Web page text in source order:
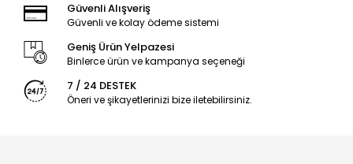
Güvenli Alışveriş
Güvenli ve kolay ödeme sistemi
Geniş Ürün Yelpazesi
Binlerce ürün ve kampanya seçeneği
7 / 24 DESTEK
Öneri ve şikayetlerinizi bize iletebilirsiniz.